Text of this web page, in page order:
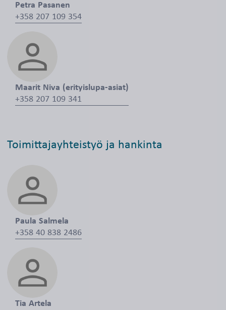
Petra Pasanen
+358 207 109 354
Maarit Niva (erityislupa-asiat)
+358 207 109 341
Toimittajayhteistyö ja hankinta
Paula Salmela
+358 40 838 2486
Tia Artela